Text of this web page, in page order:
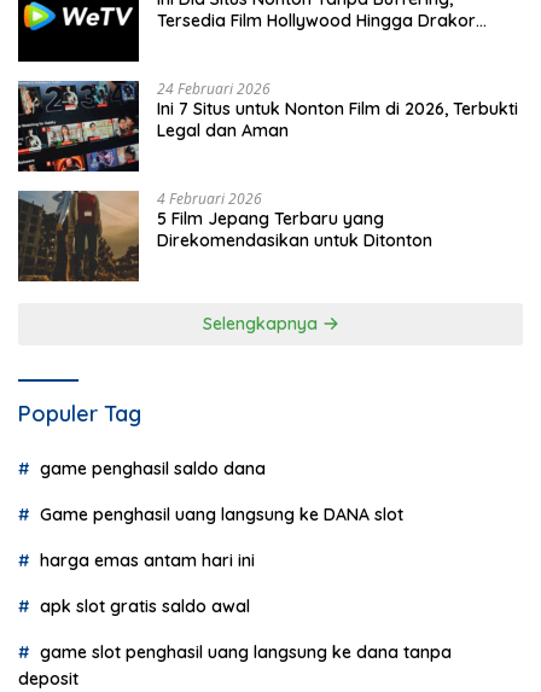
Tersedia Film Hollywood Hingga Drakor
24 Februari 2026
Ini 7 Situs untuk Nonton Film di 2026, Terbukti
Legal dan Aman
4 Februari 2026
5 Film Jepang Terbaru yang
Direkomendasikan untuk Ditonton
Selengkapnya
Populer Tag
game penghasil saldo dana
Game penghasil uang langsung ke DANA slot
harga emas antam hari ini
apk slot gratis saldo awal
game slot penghasil uang langsung ke dana tanpa
deposit